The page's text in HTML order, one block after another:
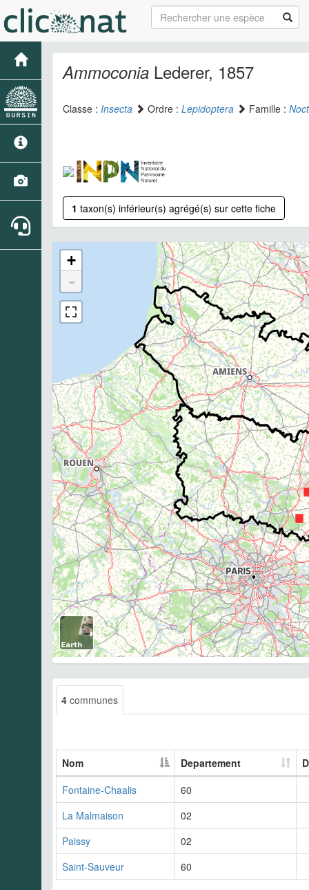
Ammoconia Lederer, 1857
Classe : Insecta Ordre : Lepidoptera Famille :
1 taxon(s) inférieur(s) agrégé(s) sur cette fiche
+
-
4 communes
Nom Departement
Fontaine-Chaalis
60
La Malmaison
02
Paissy
02
Saint-Sauveur
60